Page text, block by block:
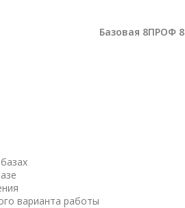
Базовая 8ПРОФ 8
варианта работы